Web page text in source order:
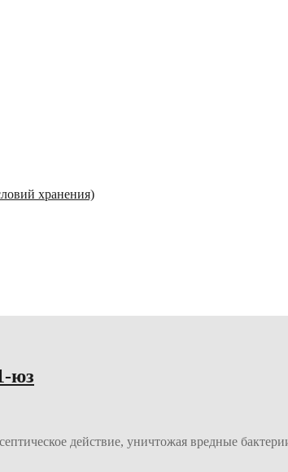
хранения)
юз
действие, уничтожая вредные